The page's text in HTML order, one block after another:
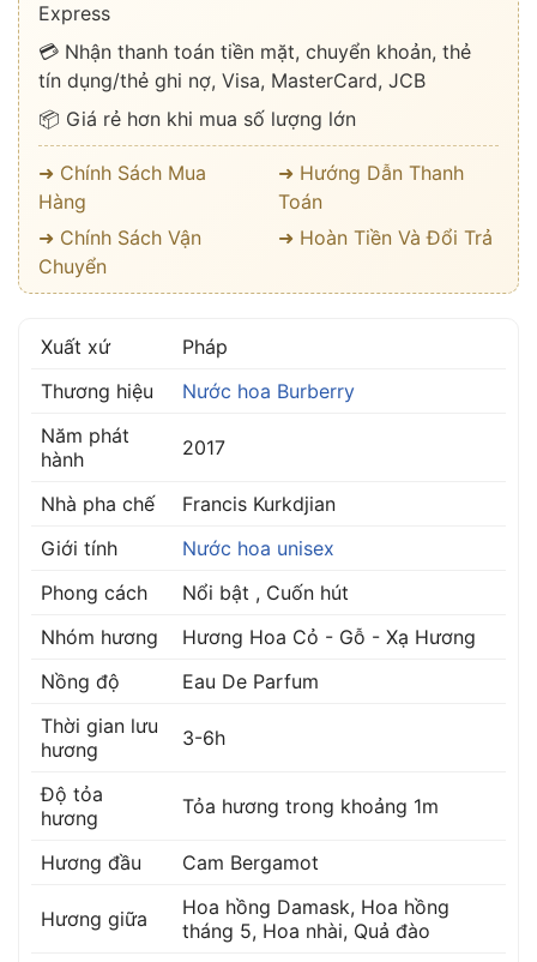
Express
💳 Nhận thanh toán tiền mặt, chuyển khoản, thẻ
tín dụng/thẻ ghi nợ, Visa, MasterCard, JCB
📦 Giá rẻ hơn khi mua số lượng lớn
➜ Chính Sách Mua
Hàng
➜ Hướng Dẫn Thanh
Toán
➜ Chính Sách Vận
Chuyển
➜ Hoàn Tiền Và Đổi Trả
Xuất xứ
Pháp
Thương hiệu
Nước hoa Burberry
Năm phát
hành
2017
Nhà pha chế
Francis Kurkdjian
Giới tính
Nước hoa unisex
Phong cách
Nổi bật , Cuốn hút
Nhóm hương
Hương Hoa Cỏ - Gỗ - Xạ Hương
Nồng độ
Eau De Parfum
Thời gian lưu
hương
3-6h
Độ tỏa
hương
Tỏa hương trong khoảng 1m
Hương đầu Cam Bergamot
Hương giữa Hoa hồng Damask, Hoa hồng
tháng 5, Hoa nhài, Quả đào